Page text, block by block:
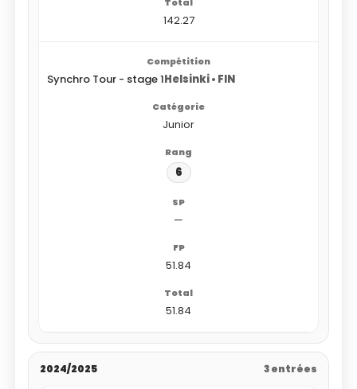
142.27
Synchro Tour - stage 1Helsinki • FIN
Junior
6
—
51.84
51.84
2024/2025 3 entrées